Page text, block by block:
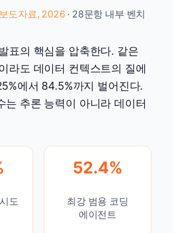
도자료, 2026 · 28문항 내부 벤치
표의 핵심을 압축한다. 같은
라도 데이터 컨텍스트의 질에
에서 84.5%까지 벌어진다.
는 추론 능력이 아니라 데이터
도
52.4%
최강 범용 코딩
에이전트